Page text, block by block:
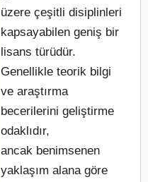
üzere çeşitli disiplinleri
kapsayabilen geniş bir
lisans türüdür.
Genellikle teorik bilgi
ve araştırma
becerilerini geliştirme
odaklıdır,
ancak benimsenen
yaklaşım alana göre